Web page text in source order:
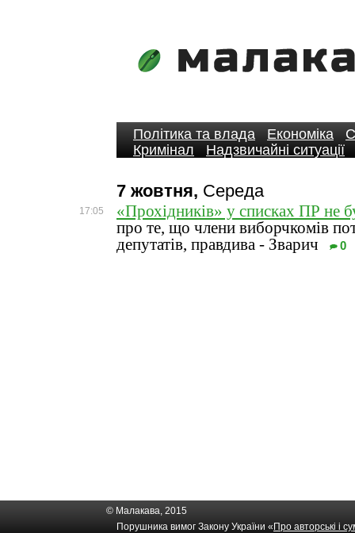
Політика та влада Економіка
Кримінал
Надзвичайні ситуації
7 жовтня, Середа
17:05
«Прохідників» у списках ПР не
про те, що члени виборчкомів
депутатів, правдива - Зварич
0
© Малакава, 2015
Порушника вимог Закону України « Про авторські і